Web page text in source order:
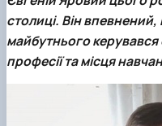
Пам'яті студентів
Регіональний
столиці. Він
майбутнього
професії та місця